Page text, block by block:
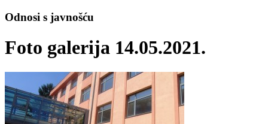
Odnosi s javnošću
Foto galerija 14.05.2021.